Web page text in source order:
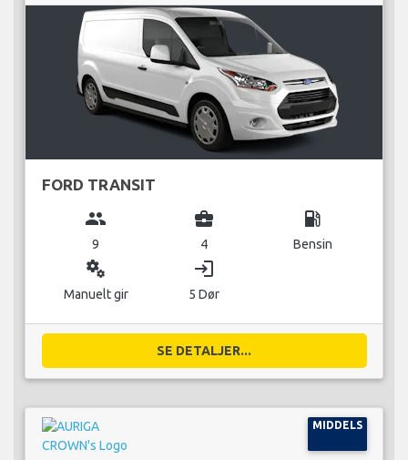
FORD TRANSIT
group
9
business_center
4
local_gas_station
Bensin
miscellaneous_services
Manuelt gir
login
5 Dør
SE DETALJER...
MIDDELS